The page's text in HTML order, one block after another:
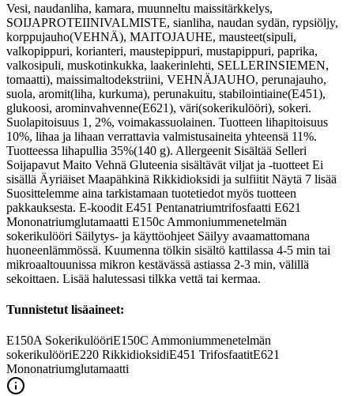
Vesi, naudanliha, kamara, muunneltu maissitärkkelys,
SOIJAPROTEIINIVALMISTE, sianliha, naudan sydän, rypsiöljy,
korppujauho(VEHNÄ), MAITOJAUHE, mausteet(sipuli,
valkopippuri, korianteri, maustepippuri, mustapippuri, paprika,
valkosipuli, muskotinkukka, laakerinlehti, SELLERINSIEMEN,
tomaatti), maissimaltodekstriini, VEHNÄJAUHO, perunajauho,
suola, aromit(liha, kurkuma), perunakuitu, stabilointiaine(E451),
glukoosi, arominvahvenne(E621), väri(sokerikulööri), sokeri.
Suolapitoisuus 1, 2%, voimakassuolainen. Tuotteen lihapitoisuus
10%, lihaa ja lihaan verrattavia valmistusaineita yhteensä 11%.
Tuotteessa lihapullia 35%(140 g). Allergeenit Sisältää Selleri
Soijapavut Maito Vehnä Gluteenia sisältävät viljat ja -tuotteet Ei
sisällä Äyriäiset Maapähkinä Rikkidioksidi ja sulfiitit Näytä 7 lisää
Suosittelemme aina tarkistamaan tuotetiedot myös tuotteen
pakkauksesta. E-koodit E451 Pentanatriumtrifosfaatti E621
Mononatriumglutamaatti E150c Ammoniummenetelmän
sokerikulööri Säilytys- ja käyttöohjeet Säilyy avaamattomana
huoneenlämmössä. Kuumenna tölkin sisältö kattilassa 4-5 min tai
mikroaaltouunissa mikron kestävässä astiassa 2-3 min, välillä
sekoittaen. Lisää halutessasi tilkka vettä tai kermaa.
Tunnistetut lisäaineet:
E150A SokerikulööriE150C Ammoniummenetelmän
sokerikulööriE220 RikkidioksidiE451 TrifosfaatitE621
Mononatriumglutamaatti